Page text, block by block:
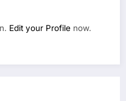
Edit your Profile now.